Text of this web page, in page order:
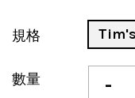
規格
數量 -